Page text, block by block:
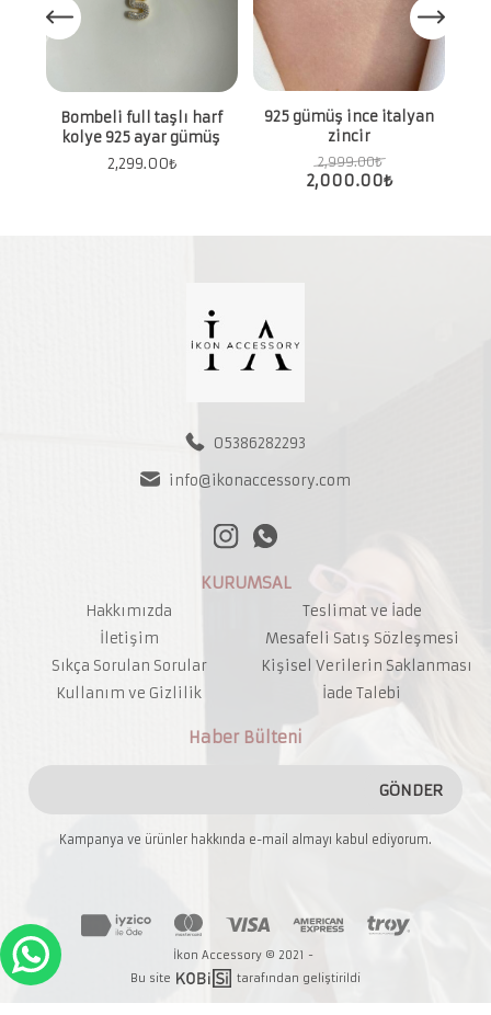
Bombeli full taşlı harf
kolye 925 ayar gümüş
2,299.00₺
925 gümüş ince italyan
zincir
2,999.00₺
2,000.00₺
05386282293
info@ikonaccessory.com
KURUMSAL
Hakkımızda
İletişim
Sıkça Sorulan Sorular
Kullanım ve Gizlilik
Teslimat ve İade
Mesafeli Satış Sözleşmesi
Kişisel Verilerin Saklanması
İade Talebi
Haber Bülteni
GÖNDER
Kampanya ve ürünler hakkında e-mail almayı kabul ediyorum.
İkon Accessory © 2021 -
Bu site
tarafından geliştirildi